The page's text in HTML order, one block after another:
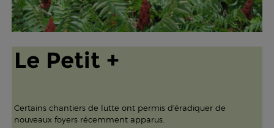
Le Petit +
Certains chantiers de lutte ont permis d'éradiquer de
nouveaux foyers récemment apparus.